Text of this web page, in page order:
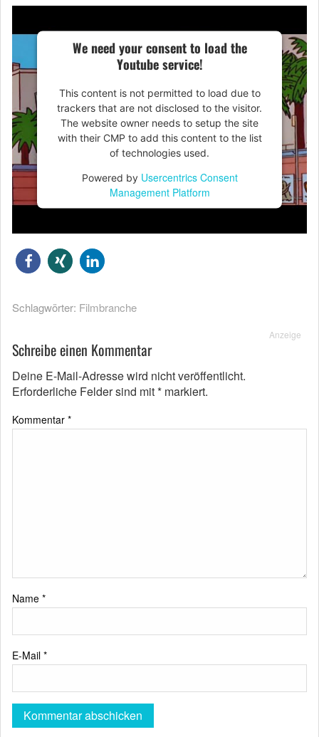
We need your consent to load the
Youtube service!
This content is not permitted to load due to
trackers that are not disclosed to the visitor.
The website owner needs to setup the site
with their CMP to add this content to the list
of technologies used.
Powered by Usercentrics Consent
Management Platform
Schlagwörter: Filmbranche
Anzeige
Schreibe einen Kommentar
Deine E-Mail-Adresse wird nicht veröffentlicht.
Erforderliche Felder sind mit* markiert.
Kommentar *
Name *
E-Mail *